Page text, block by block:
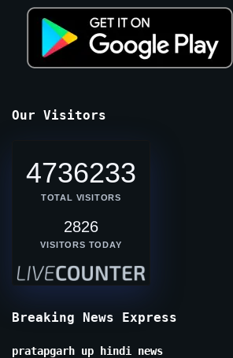
Our Visitors
4736233
TOTAL VISITORS
2826
VISITORS TODAY
Breaking News Express
pratapgarh up hindi news